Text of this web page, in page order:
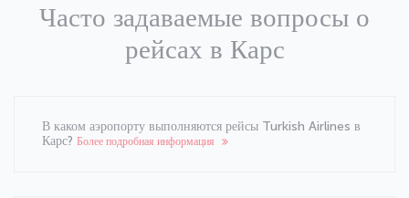
Часто задаваемые вопросы о
рейсах в Карс
В каком аэропорту выполняются рейсы Turkish Airlines в
Карс? Более подробная информация